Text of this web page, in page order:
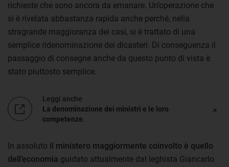
richieste che sono ancora da emanare. Un’operazione che
si è rivelata abbastanza rapida anche perché, nella
stragrande maggioranza dei casi, si è trattato di una
semplice ridenominazione dei dicasteri. Di conseguenza il
passaggio di consegne anche da questo punto di vista è
stato piuttosto semplice.
Leggi anche
La denominazione dei ministri e le loro
competenze
In assoluto il ministero maggiormente coinvolto è quello
dell’economia guidato attualmente dal leghista Giancarlo